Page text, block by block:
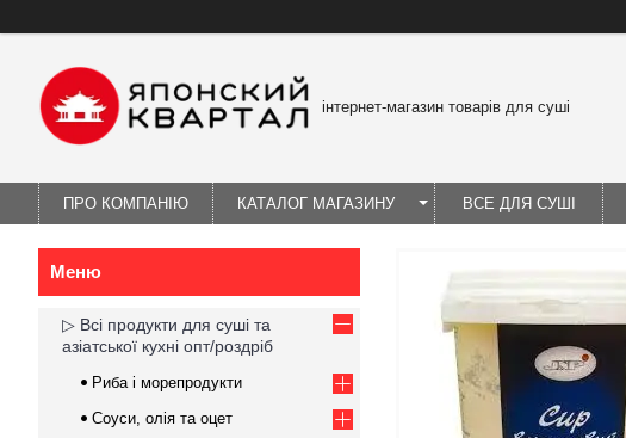
інтернет-магазин товарів для суші
ПРО КОМПАНІЮ КАТАЛОГ МАГАЗИНУ ВСЕ ДЛЯ СУШІ
▷ Всі продукти для суші та
азіатської кухні опт/роздріб
Риба і морепродукти
Соуси, олія та оцет